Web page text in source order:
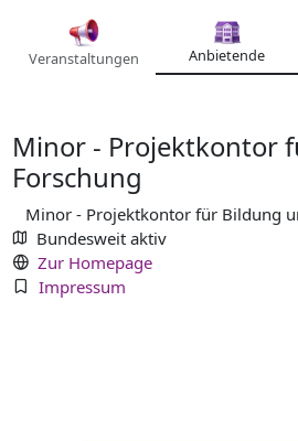
Veranstaltungen Anbietende
Minor - Projektkontor
Forschung
Minor - Projektkontor für Bildung
Bundesweit aktiv
Zur Homepage
Impressum